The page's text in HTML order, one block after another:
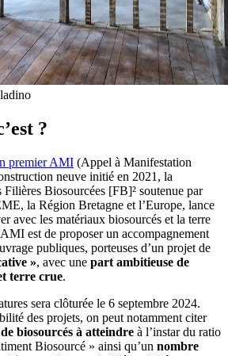
?
premier AMI (Appel à Manifestation
neuve initié en 2021, la
Filières Biosourcées [FB]² soutenue par
la Région Bretagne et l’Europe, lance
avec les matériaux biosourcés et la terre
est de proposer un accompagnement
publiques, porteuses d’un projet de
», avec une part ambitieuse de
terre crue.
sera clôturée le 6 septembre 2024.
des projets, on peut notamment citer
biosourcés à atteindre à l’instar du ratio
Biosourcé » ainsi qu’un nombre